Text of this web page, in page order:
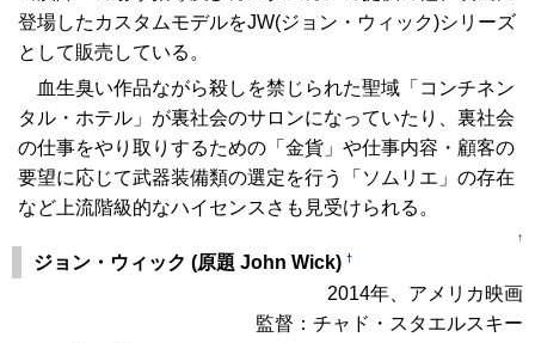
登場したカスタムモデルをJW(ジョン・ウィック)シリーズ
として販売している。
血生臭い作品ながら殺しを禁じられた聖域「コンチネン
タル・ホテル」が裏社会のサロンになっていたり、裏社会
の仕事をやり取りするための「金貨」や仕事内容・顧客の
要望に応じて武器装備類の選定を行う「ソムリエ」の存在
など上流階級的なハイセンスさも見受けられる。
↑
ジョン・ウィック (原題 John Wick) †
2014年、アメリカ映画
監督：チャド・スタエルスキー